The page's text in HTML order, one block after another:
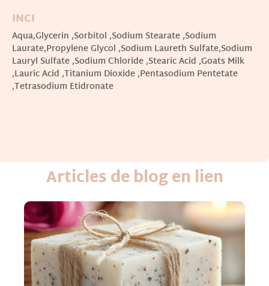
INCI
Aqua,Glycerin ,Sorbitol ,Sodium Stearate ,Sodium
Laurate,Propylene Glycol ,Sodium Laureth Sulfate,Sodium
Lauryl Sulfate ,Sodium Chloride ,Stearic Acid ,Goats Milk
,Lauric Acid ,Titanium Dioxide ,Pentasodium Pentetate
,Tetrasodium Etidronate
Articles de blog en lien